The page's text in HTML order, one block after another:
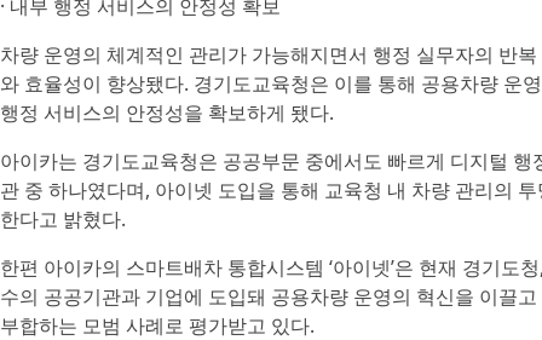
· 내부 행정 서비스의 안정성 확보
차량 운영의 체계적인 관리가 가능해지면서 행정 실무자의 반
와 효율성이 향상됐다. 경기도교육청은 이를 통해 공용차량 운
행정 서비스의 안정성을 확보하게 됐다.
아이카는 경기도교육청은 공공부문 중에서도 빠르게 디지털
관 중 하나였다며, 아이넷 도입을 통해 교육청 내 차량 관리의
한다고 밝혔다.
한편 아이카의 스마트배차 통합시스템 ‘아이넷’은 현재 경기도
수의 공공기관과 기업에 도입돼 공용차량 운영의 혁신을 이끌
부합하는 모범 사례로 평가받고 있다.